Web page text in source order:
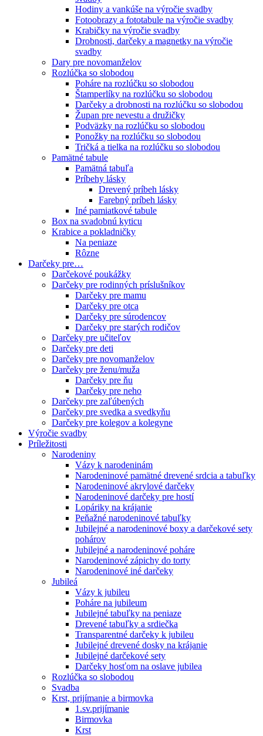
Hodiny a vankúše na výročie svadby
Fotoobrazy a fototabule na výročie svadby
Krabičky na výročie svadby
Drobnosti, darčeky a magnetky na výročie
svadby
Dary pre novomanželov
Rozlúčka so slobodou
Poháre na rozlúčku so slobodou
Štamperlíky na rozlúčku so slobodou
Darčeky a drobnosti na rozlúčku so slobodou
Župan pre nevestu a družičky
Podväzky na rozlúčku so slobodou
Ponožky na rozlúčku so slobodou
Tričká a tielka na rozlúčku so slobodou
Pamätné tabule
Pamätná tabuľa
Príbehy lásky
Drevený príbeh lásky
Farebný príbeh lásky
Iné pamiatkové tabule
Box na svadobnú kyticu
Krabice a pokladničky
Na peniaze
Rôzne
Darčeky pre…
Darčekové poukážky
Darčeky pre rodinných príslušníkov
Darčeky pre mamu
Darčeky pre otca
Darčeky pre súrodencov
Darčeky pre starých rodičov
Darčeky pre učiteľov
Darčeky pre deti
Darčeky pre novomanželov
Darčeky pre ženu/muža
Darčeky pre ňu
Darčeky pre neho
Darčeky pre zaľúbených
Darčeky pre svedka a svedkyňu
Darčeky pre kolegov a kolegyne
Výročie svadby
Príležitosti
Narodeniny
Vázy k narodeninám
Narodeninové pamätné drevené srdcia a tabuľky
Narodeninové akrylové darčeky
Narodeninové darčeky pre hostí
Lopáriky na krájanie
Peňažné narodeninové tabuľky
Jubilejné a narodeninové boxy a darčekové sety
pohárov
Jubilejné a narodeninové poháre
Narodeninové zápichy do torty
Narodeninové iné darčeky
Jubileá
Vázy k jubileu
Poháre na jubileum
Jubilejné tabuľky na peniaze
Drevené tabuľky a srdiečka
Transparentné darčeky k jubileu
Jubilejné drevené dosky na krájanie
Jubilejné darčekové sety
Darčeky hosťom na oslave jubilea
Rozlúčka so slobodou
Svadba
Krst, prijímanie a birmovka
1.sv.prijímanie
Birmovka
Krst